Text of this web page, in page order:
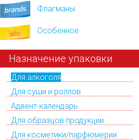
Флагманы
Особенное
Назначение упаковки
Для алкоголя
Для суши и роллов
Адвент-календарь
Для образцов продукции
Для косметики/парфюмерии